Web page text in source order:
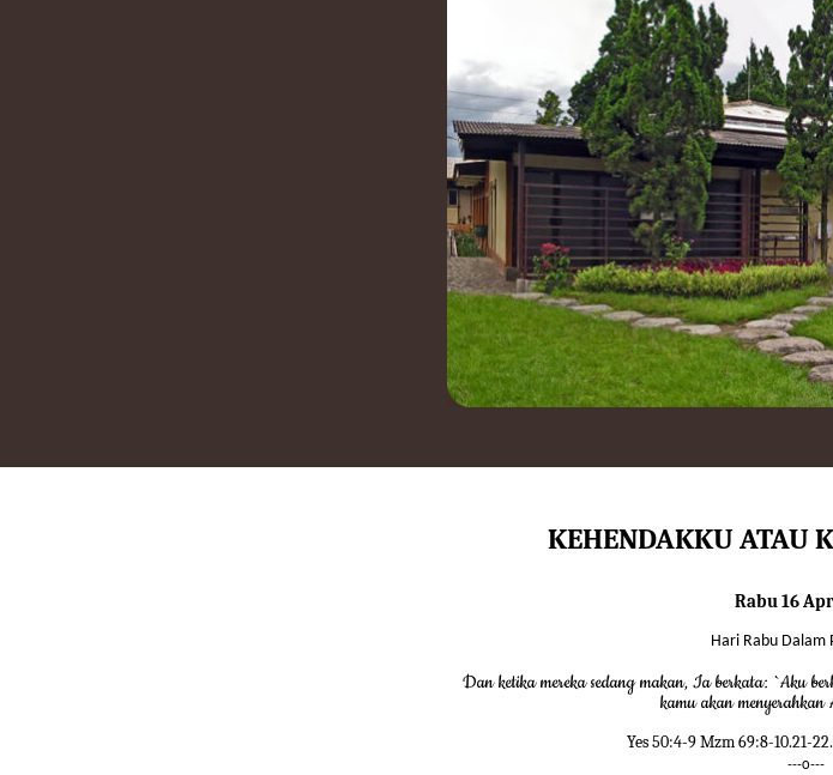
KEHENDAKKU ATAU
Rabu 16
Hari Rabu Dalam
Dan ketika mereka sedang makan, Ia berkata: `Aku
kamu akan
Yes 50:4-9 Mzm 69:8-10.21-
---o---